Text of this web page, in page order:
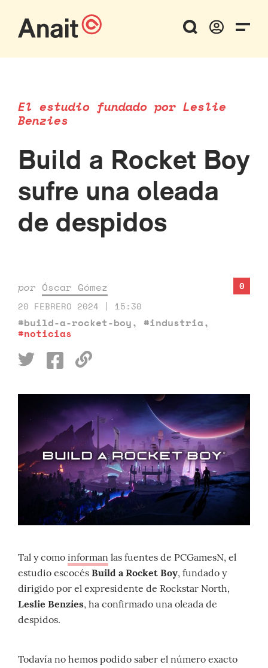
El estudio fundado por Leslie
Benzies
Build a Rocket Boy
sufre una oleada
de despidos
por Óscar Gómez
20 FEBRERO 2024 | 15:30
#build-a-rocket-boy, #industria,
#noticias
0
Tal y como informan las fuentes de PCGamesN, el
estudio escocés Build a Rocket Boy, fundado y
dirigido por el expresidente de Rockstar North,
Leslie Benzies, ha confirmado una oleada de
despidos.
Todavía no hemos podido saber el número exacto